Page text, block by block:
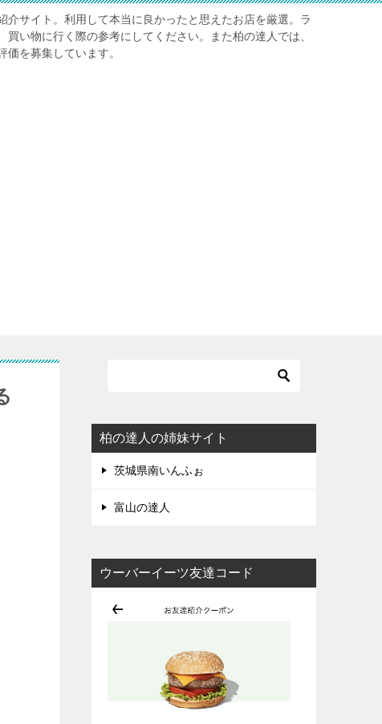
介サイト。利用して本当に良かったと思えたお店を厳選。ラ
買い物に行く際の参考にしてください。また柏の達人では、
価を募集しています。
柏の達人の姉妹サイト
茨城県南いんふぉ
富山の達人
ウーバーイーツ友達コード